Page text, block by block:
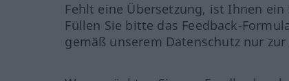
Fehlt eine Übersetzung, ist Ihnen
Füllen Sie bitte das Feedback-
gemäß unserem Datenschutz nur